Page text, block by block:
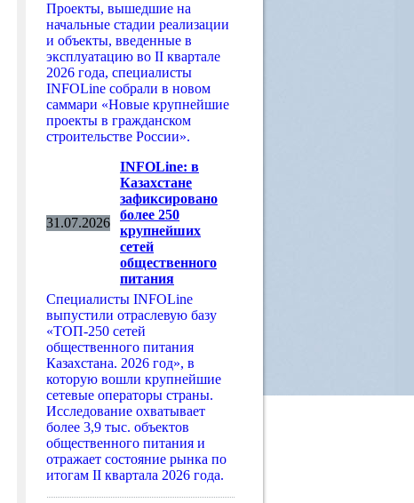
Проекты, вышедшие на
начальные стадии реализации
и объекты, введенные в
эксплуатацию во II квартале
2026 года, специалисты
INFOLine собрали в новом
саммари «Новые крупнейшие
проекты в гражданском
строительстве России».
31.07.2026
INFOLine: в
Казахстане
зафиксировано
более 250
крупнейших
сетей
общественного
питания
Специалисты INFOLine
выпустили отраслевую базу
«ТОП-250 сетей
общественного питания
Казахстана. 2026 год», в
которую вошли крупнейшие
сетевые операторы страны.
Исследование охватывает
более 3,9 тыс. объектов
общественного питания и
отражает состояние рынка по
итогам II квартала 2026 года.